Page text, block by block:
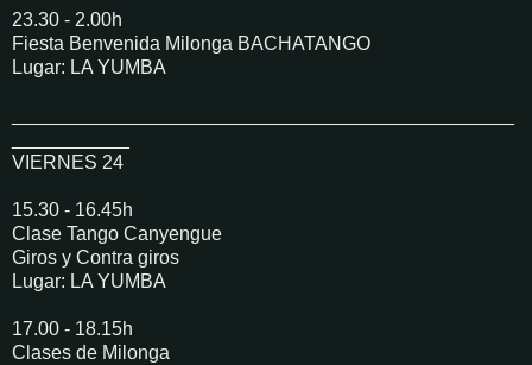
23.30 - 2.00h
Fiesta Benvenida Milonga BACHATANGO
Lugar: LA YUMBA
VIERNES 24
15.30 - 16.45h
Clase Tango Canyengue
Giros y Contra giros
Lugar: LA YUMBA
17.00 - 18.15h
Clases de Milonga